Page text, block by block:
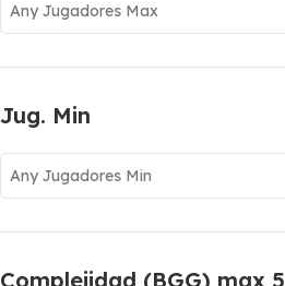
Any Jugadores Max
Jug. Min
Any Jugadores Min
Complejidad (BGG) max 5